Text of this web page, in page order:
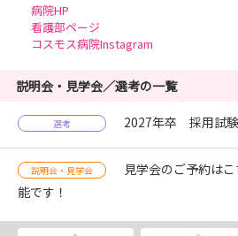
病院HP
看護部ページ
コスモス病院Instagram
説明会・見学会／選考の一覧
選考 2027年卒 採用試
説明会・見学会
見学会のご予約は
能です！